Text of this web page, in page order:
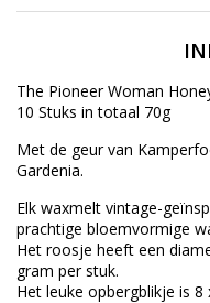
The Pioneer Woman
10 Stuks in totaal 70g
Met de geur van
Gardenia.
Elk waxmelt vintage-
prachtige bloemvormige
Het roosje heeft een
gram per stuk.
Het leuke opbergblikje is 8